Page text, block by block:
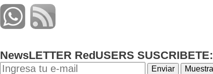
NewsLETTER RedUSERS SUSCRIBETE: